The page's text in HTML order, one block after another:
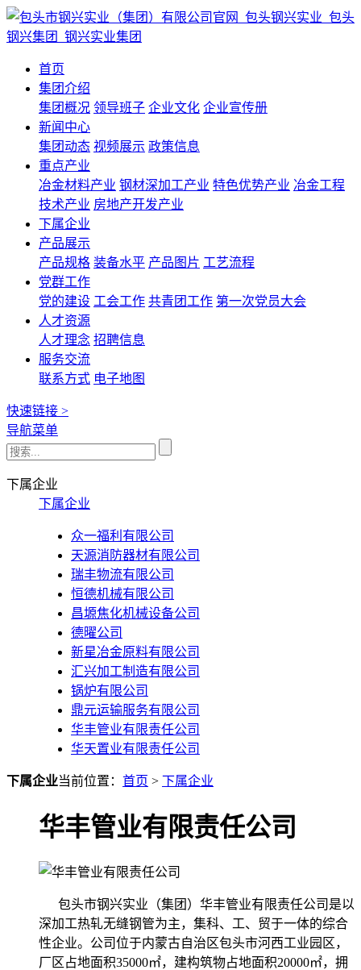
首页
集团介绍
集团概况 领导班子 企业文化 企业宣传册
新闻中心
集团动态 视频展示 政策信息
重点产业
冶金材料产业 钢材深加工产业 特色优势产业 冶金工程
技术产业 房地产开发产业
下属企业
产品展示
产品规格 装备水平 产品图片 工艺流程
党群工作
党的建设 工会工作 共青团工作 第一次党员大会
人才资源
人才理念 招聘信息
服务交流
联系方式 电子地图
快速链接 >
导航菜单
下属企业
下属企业
众一福利有限公司
天源消防器材有限公司
瑞丰物流有限公司
恒德机械有限公司
昌塬焦化机械设备公司
德曜公司
新星冶金原料有限公司
汇兴加工制造有限公司
锅炉有限公司
鼎元运输服务有限公司
华丰管业有限责任公司
华天置业有限责任公司
下属企业当前位置： 首页 > 下属企业
华丰管业有限责任公司
包头市钢兴实业（集团）华丰管业有限责任公司是以
深加工热轧无缝钢管为主，集科、工、贸于一体的综合
性企业。公司位于内蒙古自治区包头市河西工业园区，
厂区占地面积35000㎡，建构筑物占地面积20000㎡，拥